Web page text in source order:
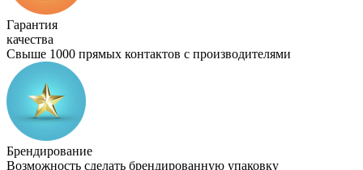
Гарантия
качества
Свыше 1000 прямых контактов с производителями
Брендирование
Возможность сделать брендированную упаковку